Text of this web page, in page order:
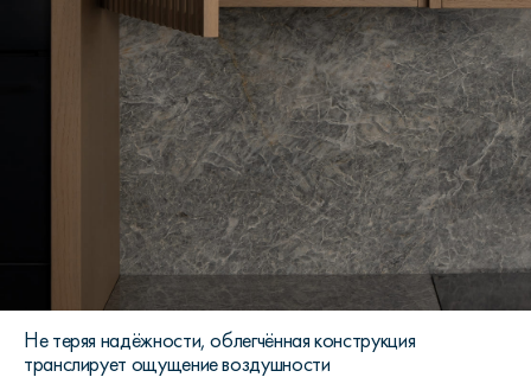
Не теряя надёжности, облегчённая конструкция
транслирует ощущение воздушности